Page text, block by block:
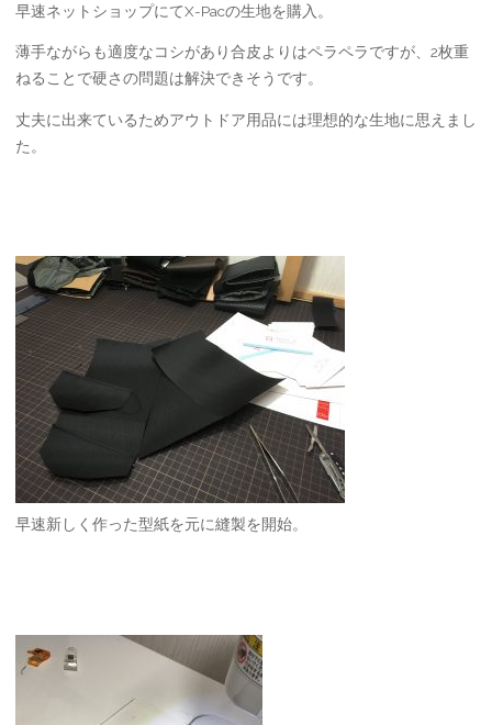
早速ネットショップにてX-Pacの生地を購入。
薄手ながらも適度なコシがあり合皮よりはペラペラですが、2枚重
ねることで硬さの問題は解決できそうです。
丈夫に出来ているためアウトドア用品には理想的な生地に思えまし
た。
早速新しく作った型紙を元に縫製を開始。